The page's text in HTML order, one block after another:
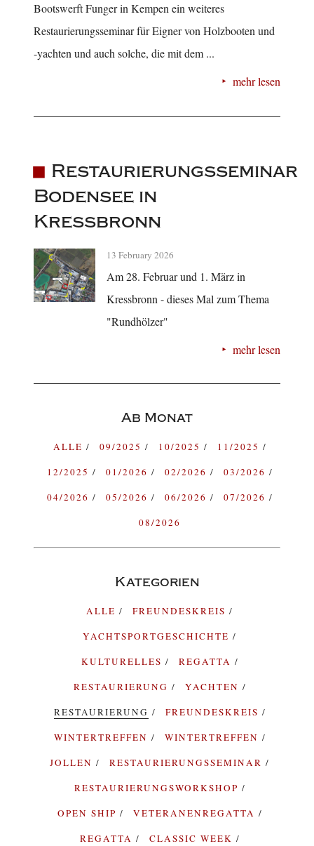
Bootswerft Funger in Kempen ein weiteres
Restaurierungsseminar für Eigner von Holzbooten und
-yachten und auch solche, die mit dem ...
mehr lesen
Restaurierungsseminar
Bodensee in
Kressbronn
13 February 2026
Am 28. Februar und 1. März in
Kressbronn - dieses Mal zum Thema
"Rundhölzer"
mehr lesen
Ab Monat
ALLE 09/2025 10/2025
11/2025
12/2025
01/2026 02/2026
03/2026
04/2026
05/2026 06/2026
07/2026
08/2026
Kategorien
ALLE
FREUNDESKREIS
YACHTSPORTGESCHICHTE
KULTURELLES
REGATTA
RESTAURIERUNG
YACHTEN
RESTAURIERUNG
FREUNDESKREIS
WINTERTREFFEN
WINTERTREFFEN
JOLLEN
RESTAURIERUNGSSEMINAR
RESTAURIERUNGSWORKSHOP
OPEN SHIP
VETERANENREGATTA
REGATTA
CLASSIC WEEK